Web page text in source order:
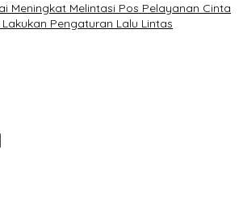
Meningkat Melintasi Pos Pelayanan Cinta
Pengaturan Lalu Lintas